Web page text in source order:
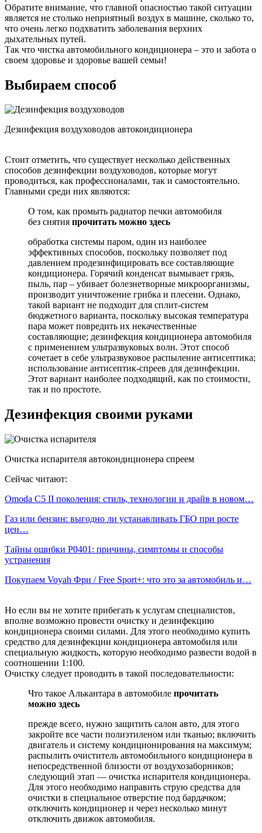
Обратите внимание, что главной опасностью такой ситуации
является не столько неприятный воздух в машине, сколько то,
что очень легко подхватить заболевания верхних
дыхательных путей.
Так что чистка автомобильного кондиционера – это и забота о
своем здоровье и здоровье вашей семьи!
Выбираем способ
Дезинфекция воздуховодов автокондиционера
Стоит отметить, что существует несколько действенных
способов дезинфекции воздуховодов, которые могут
проводиться, как профессионалами, так и самостоятельно.
Главными среди них являются:
О том, как промыть радиатор печки автомобиля
без снятия прочитать можно здесь
обработка системы паром, один из наиболее
эффективных способов, поскольку позволяет под
давлением продезинфицировать все составляющие
кондиционера. Горячий конденсат вымывает грязь,
пыль, пар – убивает болезнетворные микроорганизмы,
производит уничтожение грибка и плесени. Однако,
такой вариант не подходит для сплит-систем
бюджетного варианта, поскольку высокая температура
пара может повредить их некачественные
составляющие; дезинфекция кондиционера автомобиля
с применением ультразвуковых волн. Этот способ
сочетает в себе ультразвуковое распыление антисептика;
использование антисептик-спреев для дезинфекции.
Этот вариант наиболее подходящий, как по стоимости,
так и по простоте.
Дезинфекция своими руками
Очистка испарителя автокондиционера спреем
Сейчас читают:
Omoda C5 II поколения: стиль, технологии и драйв в новом…
Газ или бензин: выгодно ли устанавливать ГБО при росте
цен…
Тайны ошибки P0401: причины, симптомы и способы
устранения
Покупаем Voyah Фри / Free Sport+: что это за автомобиль и…
Но если вы не хотите прибегать к услугам специалистов,
вполне возможно провести очистку и дезинфекцию
кондиционера своими силами. Для этого необходимо купить
средство для дезинфекции кондиционера автомобиля или
специальную жидкость, которую необходимо развести водой в
соотношении 1:100.
Очистку следует проводить в такой последовательности:
Что такое Алькантара в автомобиле прочитать
можно здесь
прежде всего, нужно защитить салон авто, для этого
закройте все части полиэтиленом или тканью; включить
двигатель и систему кондиционирования на максимум;
распылить очиститель автомобильного кондиционера в
непосредственной близости от воздухозаборников;
следующий этап — очистка испарителя кондиционера.
Для этого необходимо направить струю средства для
очистки в специальное отверстие под бардачком;
отключить кондиционер и через несколько минут
отключить движок автомобиля.